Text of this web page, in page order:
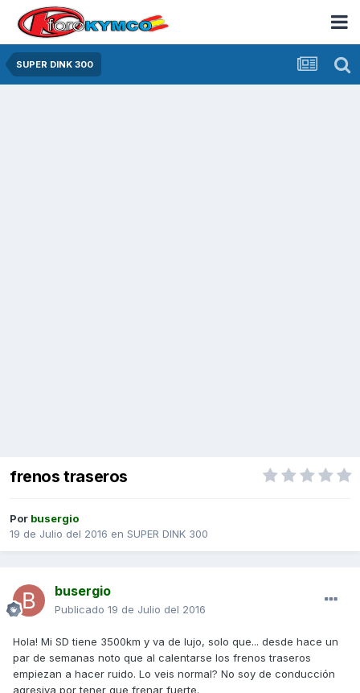
SUPER DINK 300
frenos traseros
Por busergio
19 de Julio del 2016 en SUPER DINK 300
busergio
Publicado 19 de Julio del 2016
Hola! Mi SD tiene 3500km y va de lujo, solo que... desde hace un
par de semanas noto que al calentarse los frenos traseros
empiezan a hacer ruido. Lo veis normal? No soy de conducción
agresiva por tener que frenar fuerte.